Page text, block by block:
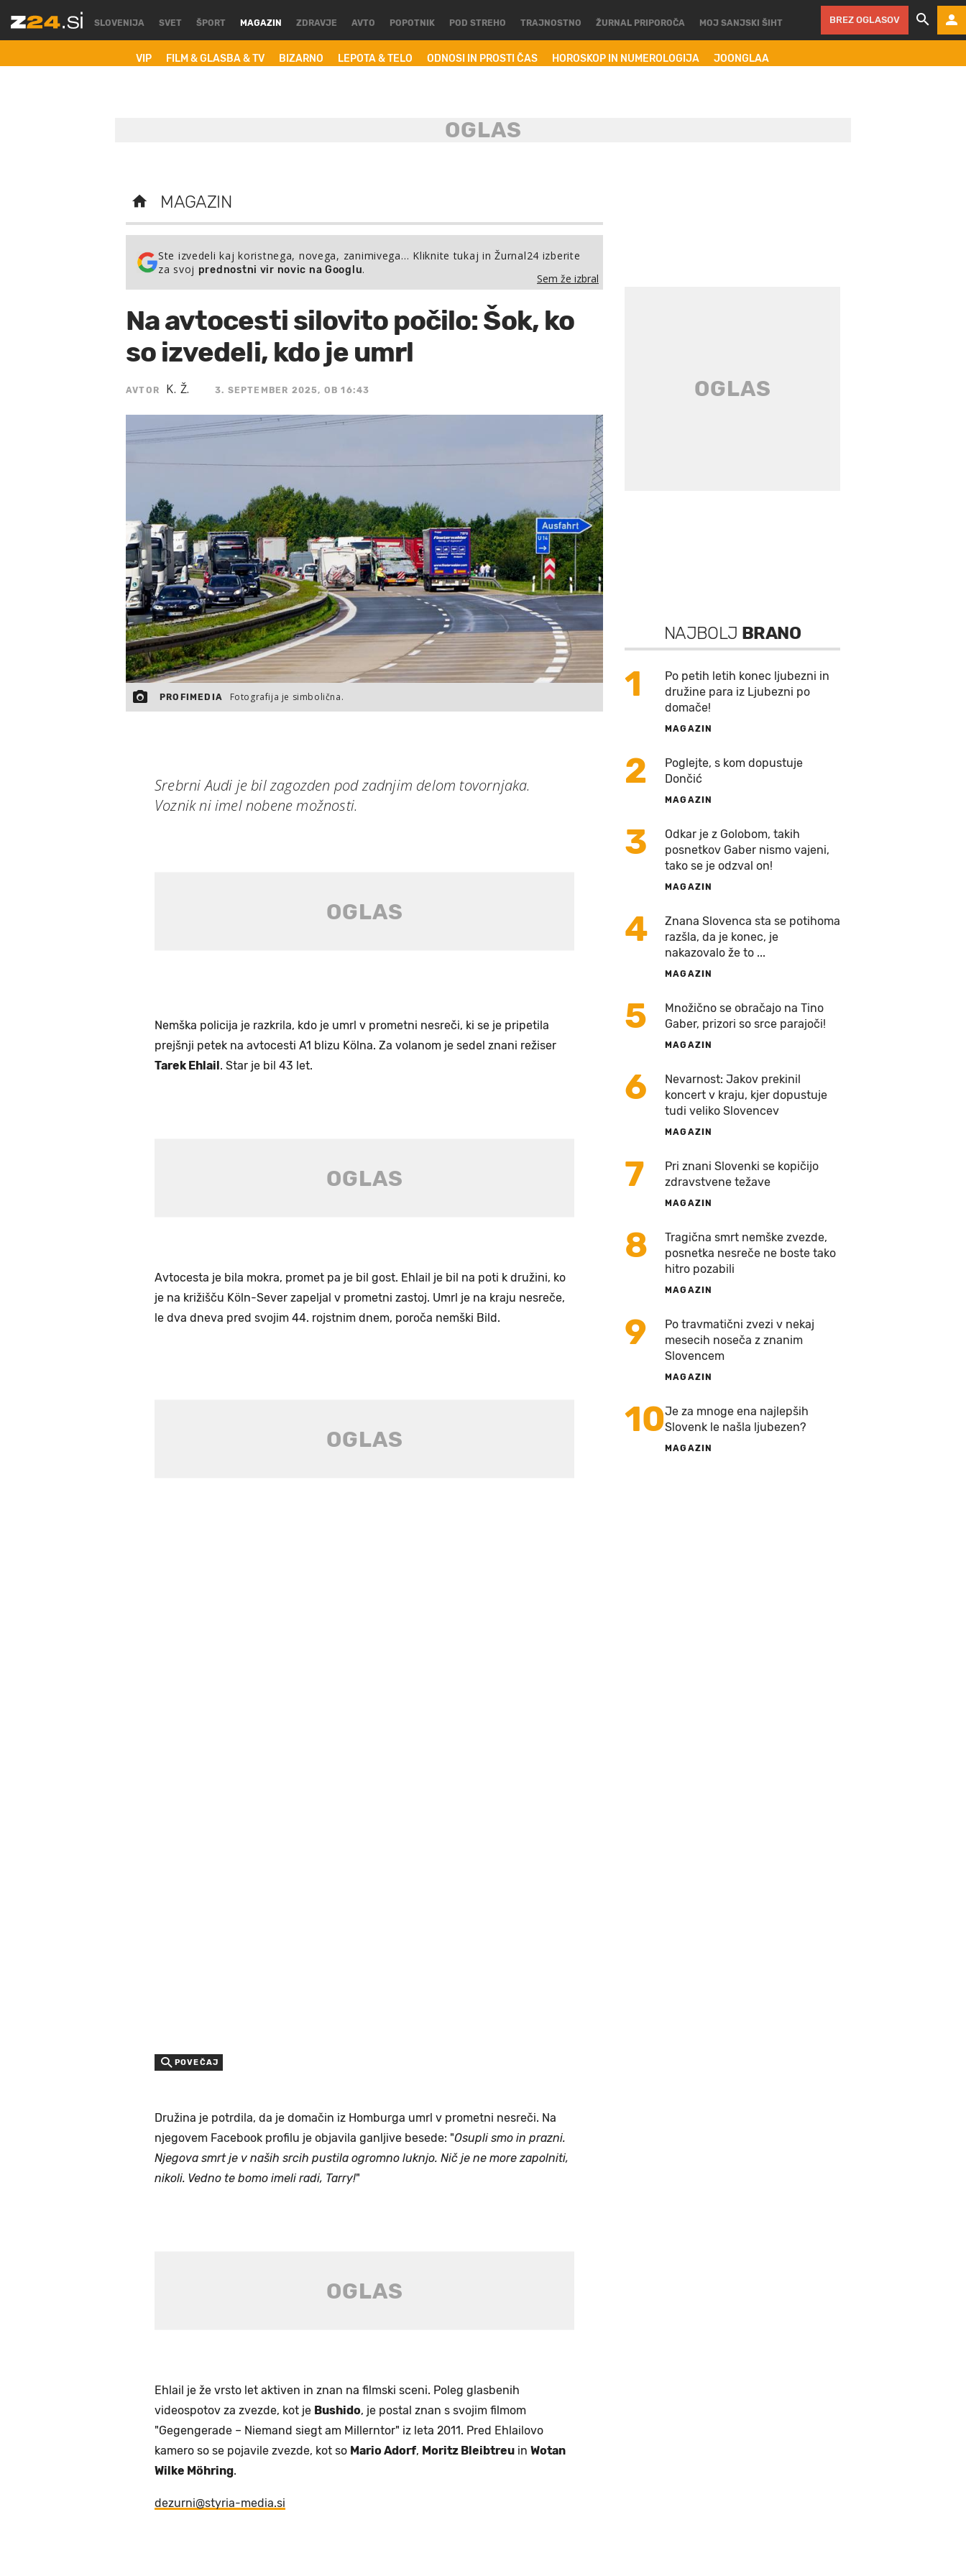
SLOVENIJA SVET ŠPORT MAGAZIN
VIP FILM & GLASBA & TV BIZARNO LEPOTA & TELO ODNOSI IN PROSTI ČAS HOROSKOP IN NUMEROLOGIJA JOONGLAA
ZDRAVJE AVTO POPOTNIK POD STREHO TRAJNOSTNO ŽURNAL PRIPOROČA MOJ SANJSKI ŠIHT BREZ OGLASOV
MAGAZIN
Ste izvedeli kaj koristnega, novega, zanimivega… Kliknite tukaj in Žurnal24 izberite
za svoj prednostni vir novic na Googlu.
Sem že izbral
Na avtocesti silovito počilo: Šok, ko
so izvedeli, kdo je umrl
AVTOR K. Ž. 3. SEPTEMBER 2025, OB 16:43
PROFIMEDIA Fotografija je simbolična.
Srebrni Audi je bil zagozden pod zadnjim delom tovornjaka.
Voznik ni imel nobene možnosti.
Nemška policija je razkrila, kdo je umrl v prometni nesreči, ki se je pripetila
prejšnji petek na avtocesti A1 blizu Kölna. Za volanom je sedel znani režiser
Tarek Ehlail . Star je bil 43 let.
Avtocesta je bila mokra, promet pa je bil gost. Ehlail je bil na poti k družini, ko
je na križišču Köln-Sever zapeljal v prometni zastoj. Umrl je na kraju nesreče,
le dva dneva pred svojim 44. rojstnim dnem, poroča nemški Bild.
POVEČAJ
Družina je potrdila, da je domačin iz Homburga umrl v prometni nesreči. Na
njegovem Facebook profilu je objavila ganljive besede: "Osupli smo in prazni.
Njegova smrt je v naših srcih pustila ogromno luknjo. Nič je ne more zapolniti,
nikoli. Vedno te bomo imeli radi, Tarry!"
Ehlail je že vrsto let aktiven in znan na filmski sceni. Poleg glasbenih
videospotov za zvezde, kot je Bushido, je postal znan s svojim filmom
"Gegengerade – Niemand siegt am Millerntor" iz leta 2011. Pred Ehlailovo
kamero so se pojavile zvezde, kot so Mario Adorf, Moritz Bleibtreu in Wotan
Wilke Möhring.
dezurni@styria-media.si
NAJBOLJ BRANO
1
Po petih letih konec ljubezni in
družine para iz Ljubezni po
domače!
MAGAZIN
2
Poglejte, s kom dopustuje
Dončić
MAGAZIN
3
Odkar je z Golobom, takih
posnetkov Gaber nismo vajeni,
tako se je odzval on!
MAGAZIN
4
Znana Slovenca sta se potihoma
razšla, da je konec, je
nakazovalo že to ...
MAGAZIN
5
Množično se obračajo na Tino
Gaber, prizori so srce parajoči!
MAGAZIN
6
Nevarnost: Jakov prekinil
koncert v kraju, kjer dopustuje
tudi veliko Slovencev
MAGAZIN
7
Pri znani Slovenki se kopičijo
zdravstvene težave
MAGAZIN
8
Tragična smrt nemške zvezde,
posnetka nesreče ne boste tako
hitro pozabili
MAGAZIN
9
Po travmatični zvezi v nekaj
mesecih noseča z znanim
Slovencem
MAGAZIN
10Je za mnoge ena najlepših
Slovenk le našla ljubezen?
MAGAZIN